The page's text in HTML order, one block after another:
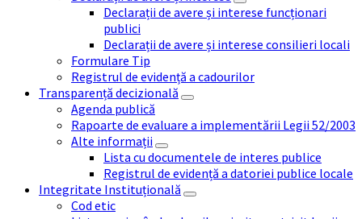
Declarații de avere și interese funcționari
publici
Declarații de avere și interese consilieri locali
Formulare Tip
Registrul de evidență a cadourilor
Transparență decizională
Agenda publică
Rapoarte de evaluare a implementării Legii 52/2003
Alte informații
Lista cu documentele de interes publice
Registrul de evidență a datoriei publice locale
Integritate Instituțională
Cod etic